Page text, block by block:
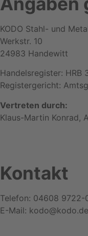
KODO Stahl- und
Werkstr. 10
24983 Handewitt
Handelsregister: HRB
Registergericht:
Vertreten durch:
Klaus-Martin Konrad,
Kontakt
Telefon: 04608 9722-
E-Mail: kodo@kodo.de